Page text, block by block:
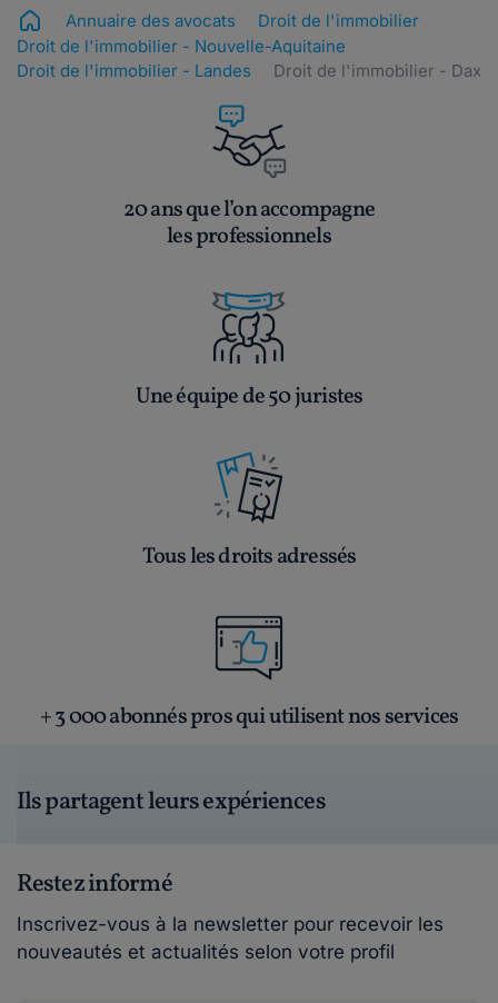
Annuaire des avocats
Droit de l'immobilier
Droit de l'immobilier - Nouvelle-Aquitaine
Droit de l'immobilier - Landes
Droit de l'immobilier - Dax
20 ans que l’on accompagne
les professionnels
Une équipe de 50 juristes
Tous les droits adressés
+ 3 000 abonnés pros qui utilisent nos services
Ils partagent leurs expériences
Restez informé
Inscrivez-vous à la newsletter pour recevoir les
nouveautés et actualités selon votre profil